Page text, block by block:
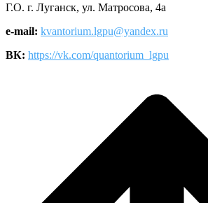
Г.О. г. Луганск, ул. Матросова, 4а
e-mail: kvantorium.lgpu@yandex.ru
ВК: https://vk.com/quantorium_lgpu